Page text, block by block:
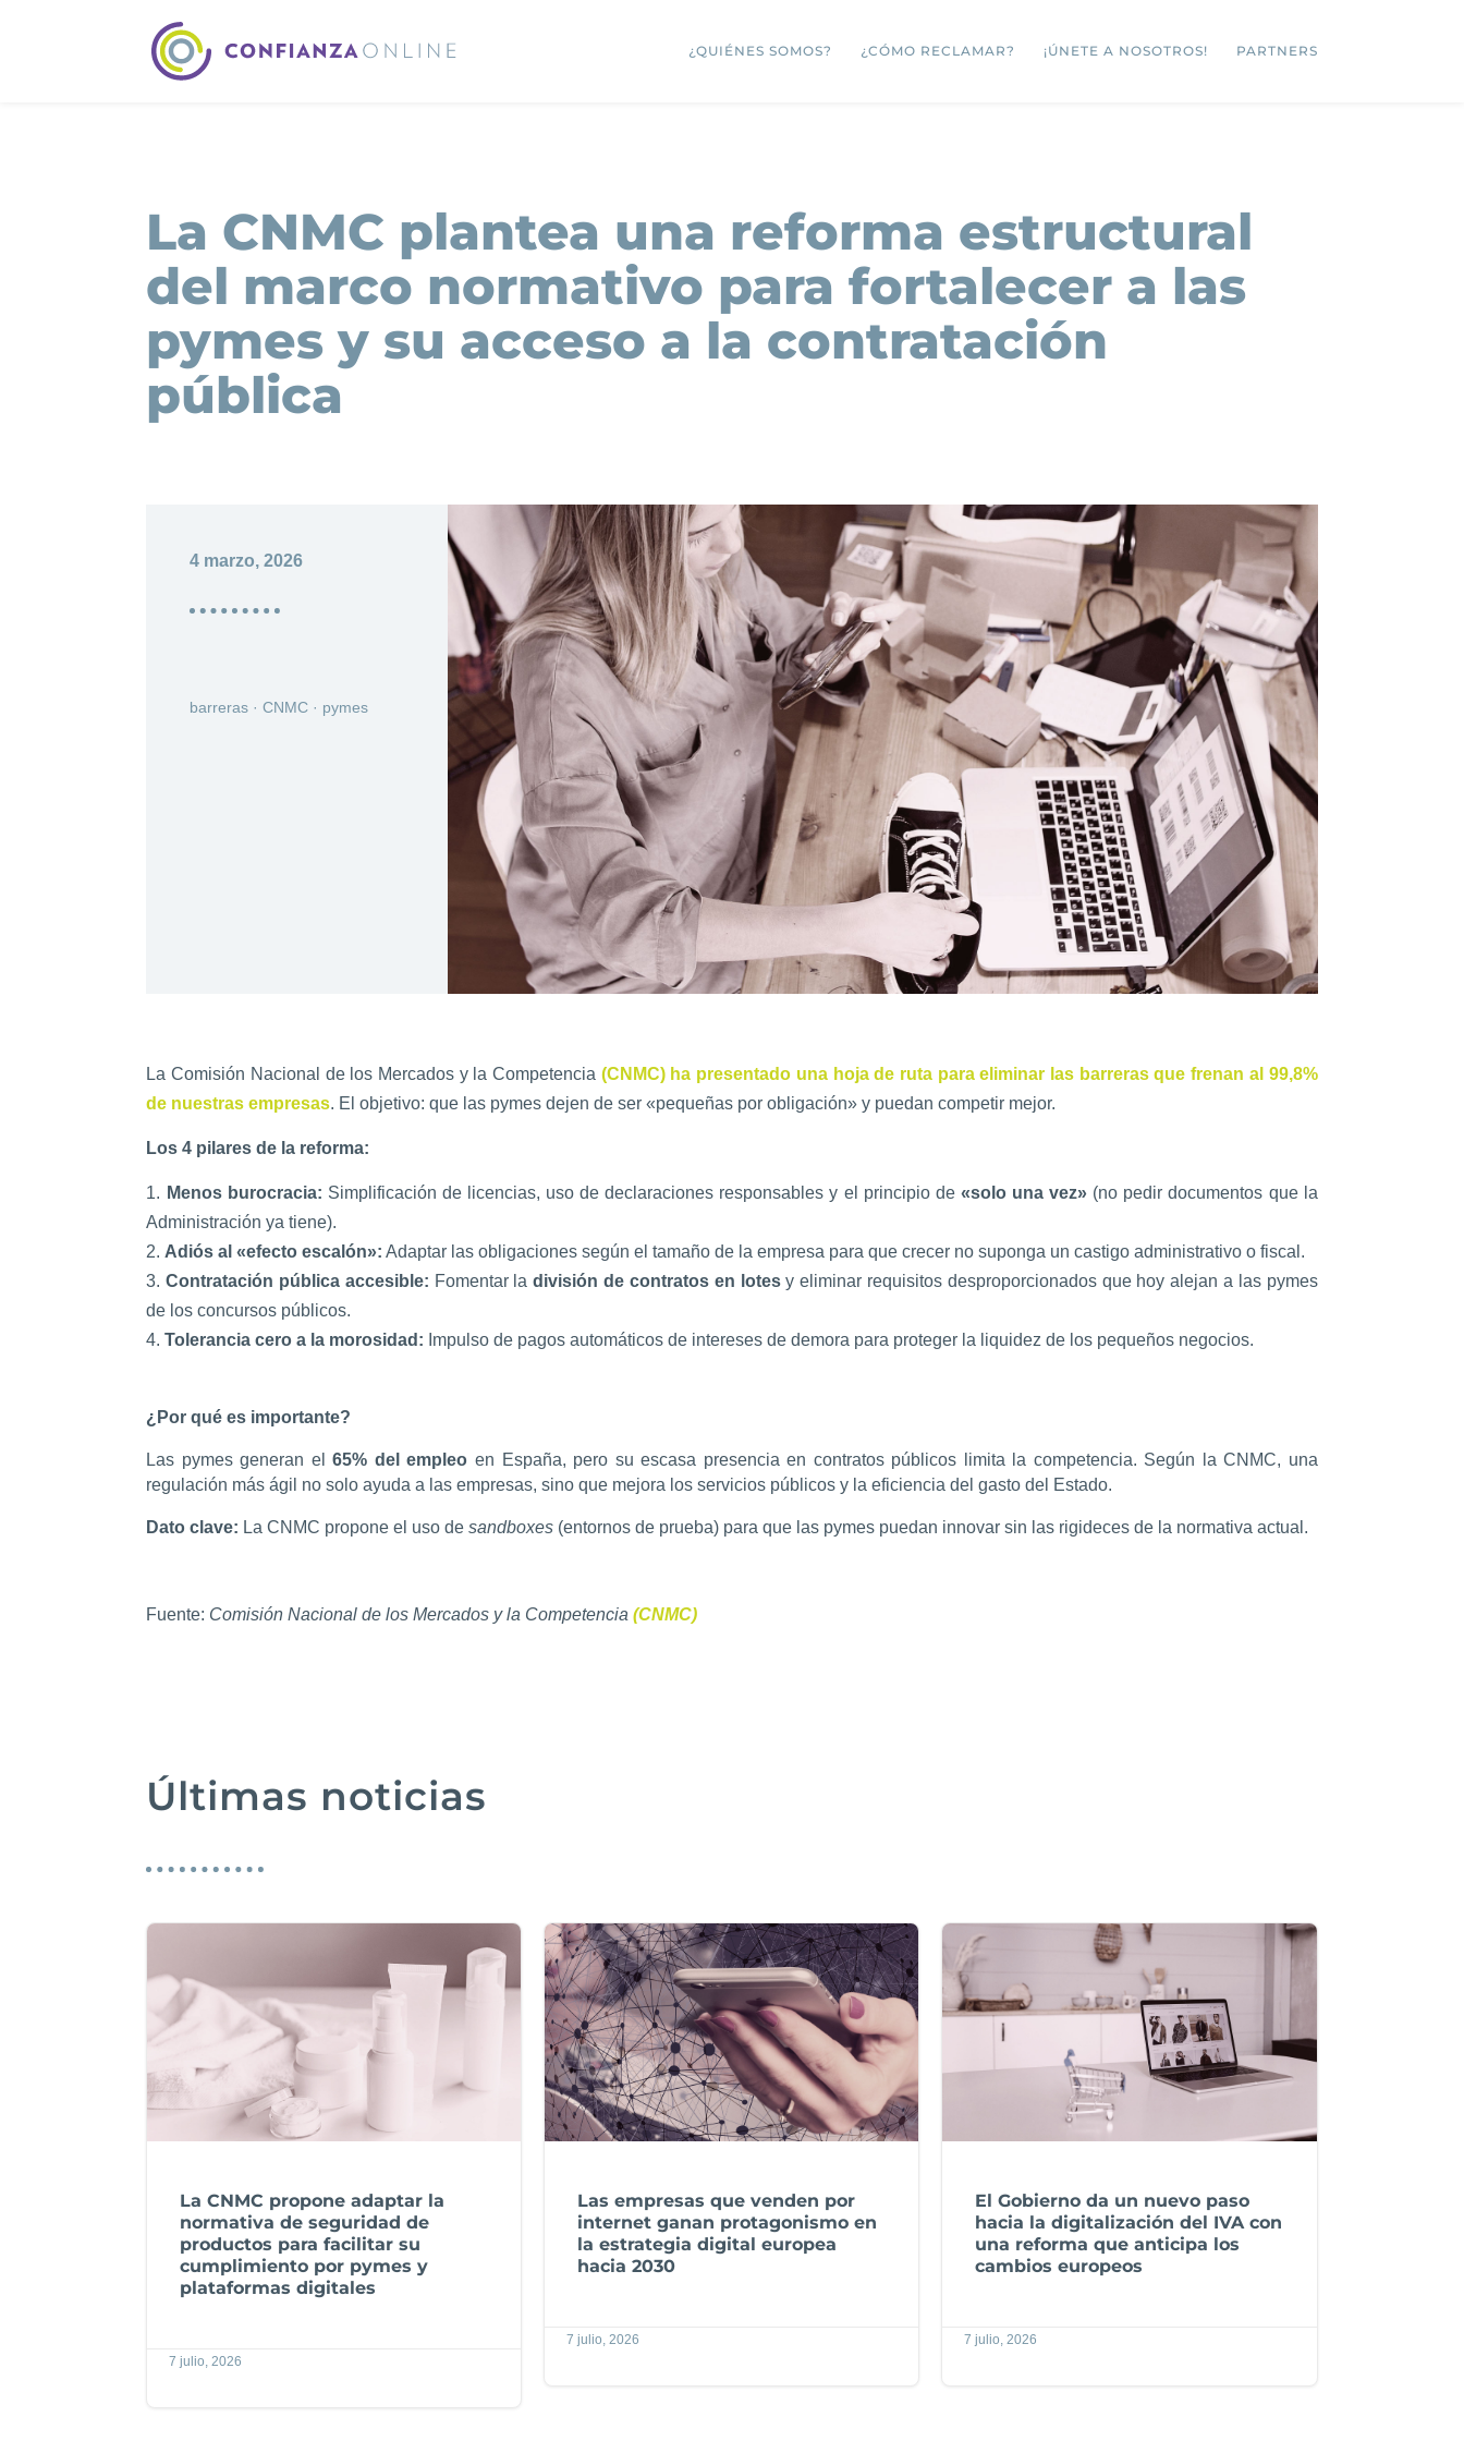
¿QUIÉNES SOMOS? ¿CÓMO RECLAMAR? ¡ÚNETE A NOSOTROS! PARTNERS
La CNMC plantea una reforma estructural
del marco normativo para fortalecer a las
pymes y su acceso a la contratación
pública
4 marzo, 2026
barreras ·CNMC · pymes
La Comisión Nacional de los Mercados y la Competencia (CNMC) ha presentado una hoja de ruta para eliminar las barreras que frenan al 99,8%
de nuestras empresas. El objetivo: que las pymes dejen de ser «pequeñas por obligación» y puedan competir mejor.
Los 4 pilares de la reforma:
Menos burocracia: Simplificación de licencias, uso de declaraciones responsables y el principio de «solo una vez» (no pedir documentos que la
Administración ya tiene).
Adiós al «efecto escalón»: Adaptar las obligaciones según el tamaño de la empresa para que crecer no suponga un castigo administrativo o fiscal.
Contratación pública accesible: Fomentar ladivisión de contratos en lotesy eliminar requisitos desproporcionados que hoy alejan a las pymes
de los concursos públicos.
Tolerancia cero a la morosidad: Impulso de pagos automáticos de intereses de demora para proteger la liquidez de los pequeños negocios.
¿Por qué es importante?
Las pymes generan el65% del empleo en España, pero su escasa presencia en contratos públicos limita la competencia. Según la CNMC, una
regulación más ágil no solo ayuda a las empresas, sino que mejora los servicios públicos y la eficiencia del gasto del Estado.
Dato clave: La CNMC propone el uso desandboxes (entornos de prueba) para que las pymes puedan innovar sin las rigideces de la normativa actual.
Fuente: Comisión Nacional de los Mercados y la Competencia (CNMC)
Últimas noticias
La CNMC propone adaptar la
normativa de seguridad de
productos para facilitar su
cumplimiento por pymes y
plataformas digitales
7 julio, 2026
Las empresas que venden por
internet ganan protagonismo en
la estrategia digital europea
hacia 2030
7 julio, 2026
El Gobierno da un nuevo paso
hacia la digitalización del IVA con
una reforma que anticipa los
cambios europeos
7 julio, 2026